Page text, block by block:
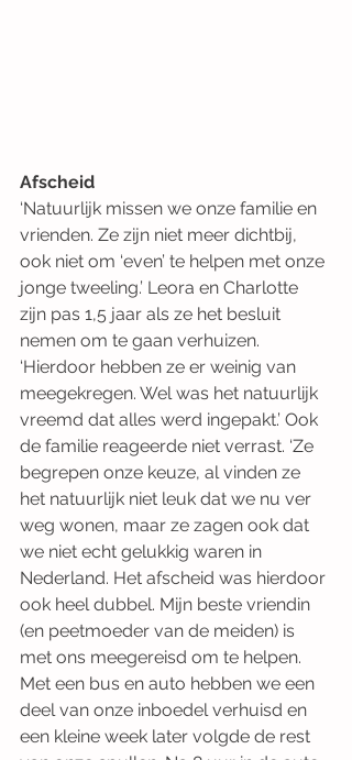
Afscheid
‘Natuurlijk missen we onze familie en
vrienden. Ze zijn niet meer dichtbij,
ook niet om ‘even’ te helpen met onze
jonge tweeling.’ Leora en Charlotte
zijn pas 1,5 jaar als ze het besluit
nemen om te gaan verhuizen.
‘Hierdoor hebben ze er weinig van
meegekregen. Wel was het natuurlijk
vreemd dat alles werd ingepakt.’ Ook
de familie reageerde niet verrast. ‘Ze
begrepen onze keuze, al vinden ze
het natuurlijk niet leuk dat we nu ver
weg wonen, maar ze zagen ook dat
we niet echt gelukkig waren in
Nederland. Het afscheid was hierdoor
ook heel dubbel. Mijn beste vriendin
(en peetmoeder van de meiden) is
met ons meegereisd om te helpen.
Met een bus en auto hebben we een
deel van onze inboedel verhuisd en
een kleine week later volgde de rest